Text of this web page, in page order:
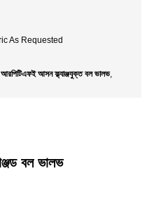
As Requested
আরপিটিএফই আসন ফ্ল্যাঞ্জযুক্ত বল ভালভ,
বল ভালভ